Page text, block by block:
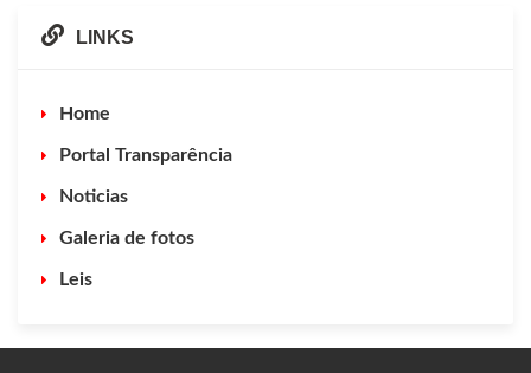
LINKS
Home
Portal Transparência
Noticias
Galeria de fotos
Leis